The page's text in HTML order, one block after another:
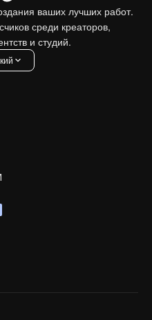
ваших лучших работ.
среди креаторов,
и студий.